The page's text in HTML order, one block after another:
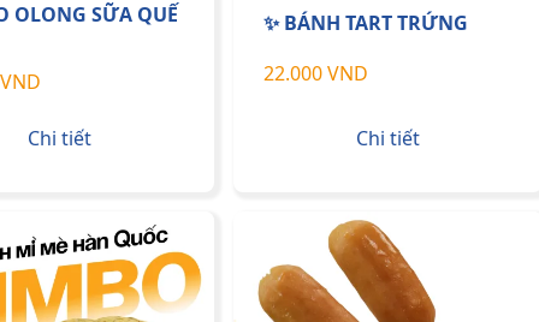
OLONG SỮA QUẾ
Chi tiết
✨ BÁNH TART TRỨNG
22.000 VND
Chi tiết